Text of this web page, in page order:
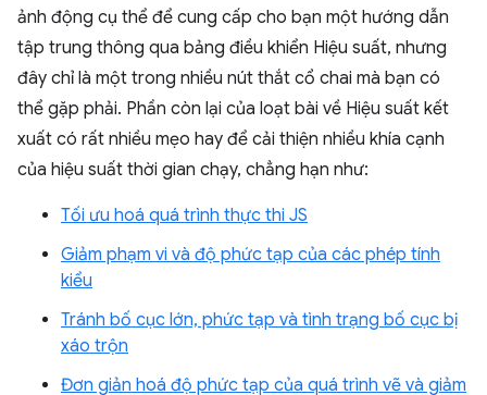
ảnh động cụ thể để cung cấp cho bạn một hướng dẫn
tập trung thông qua bảng điều khiển Hiệu suất, nhưng
đây chỉ là một trong nhiều nút thắt cổ chai mà bạn có
thể gặp phải. Phần còn lại của loạt bài về Hiệu suất kết
xuất có rất nhiều mẹo hay để cải thiện nhiều khía cạnh
của hiệu suất thời gian chạy, chẳng hạn như:
Tối ưu hoá quá trình thực thi JS
Giảm phạm vi và độ phức tạp của các phép tính
kiểu
Tránh bố cục lớn, phức tạp và tình trạng bố cục bị
xáo trộn
Đơn giản hoá độ phức tạp của quá trình vẽ và giảm